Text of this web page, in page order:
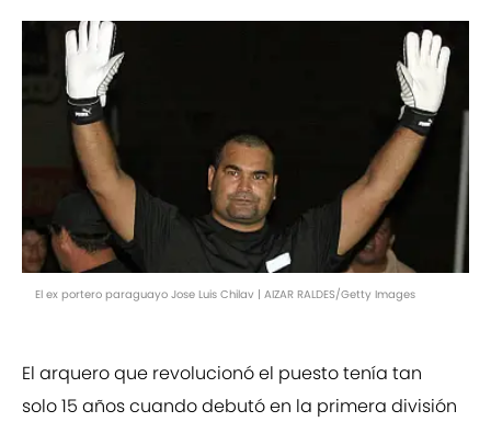
El ex portero paraguayo Jose Luis Chilav | AIZAR RALDES/Getty Images
El arquero que revolucionó el puesto tenía tan
solo 15 años cuando debutó en la primera división